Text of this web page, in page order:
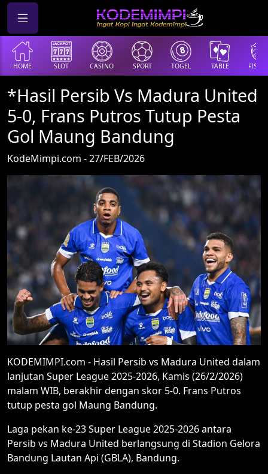
HOME SLOT CASINO SPORT TOGEL TABLE
*Hasil Persib Vs Madura United
5-0, Frans Putros Tutup Pesta
Gol Maung Bandung
KodeMimpi.com - 27/FEB/2026
KODEMIMPI.com - Hasil Persib vs Madura United dalam
lanjutan Super League 2025-2026, Kamis (26/2/2026)
malam WIB, berakhir dengan skor 5-0. Frans Putros
tutup pesta gol Maung Bandung.
Laga pekan ke-23 Super League 2025-2026 antara
Persib vs Madura United berlangsung di Stadion Gelora
Bandung Lautan Api (GBLA), Bandung.